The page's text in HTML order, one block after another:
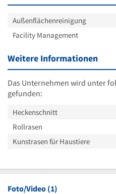
Außenflächenreinigung
Facility Management
Weitere Informationen
Das Unternehmen wird unter
gefunden:
Heckenschnitt
Rollrasen
Kunstrasen für Haustiere
Foto/Video (1)